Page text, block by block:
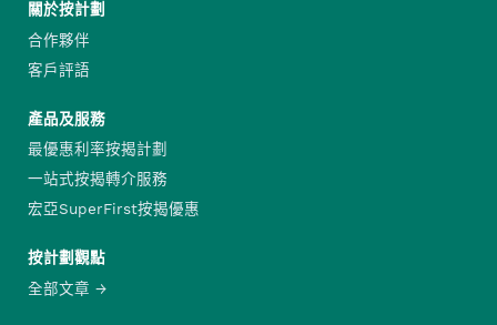
關於按計劃
合作夥伴
客戶評語
產品及服務
最優惠利率按揭計劃
一站式按揭轉介服務
宏亞SuperFirst按揭優惠
按計劃觀點
全部文章